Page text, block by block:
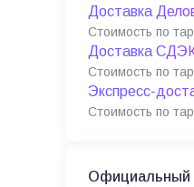
Доставка
Стоимость по
Доставка
Стоимость по
Экспресс-
Стоимость по
Официальный